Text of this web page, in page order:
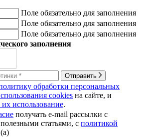
Поле обязательно для заполнения
Поле обязательно для заполнения
Поле обязательно для заполнения
заполнения
Отправить
обработки персональных
cookies на сайте, и
их использование.
получать e-mail рассылки с
статьями, с политикой